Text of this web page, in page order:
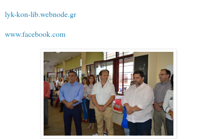
lyk-kon-lib.webnode.gr
www.facebook.com